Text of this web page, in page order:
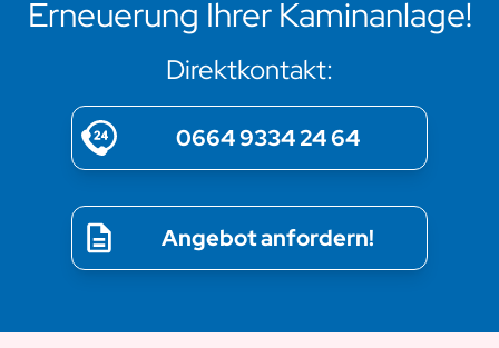
Erneuerung Ihrer Kaminanlage!
Direktkontakt:
0664 9334 24 64
Angebot anfordern!